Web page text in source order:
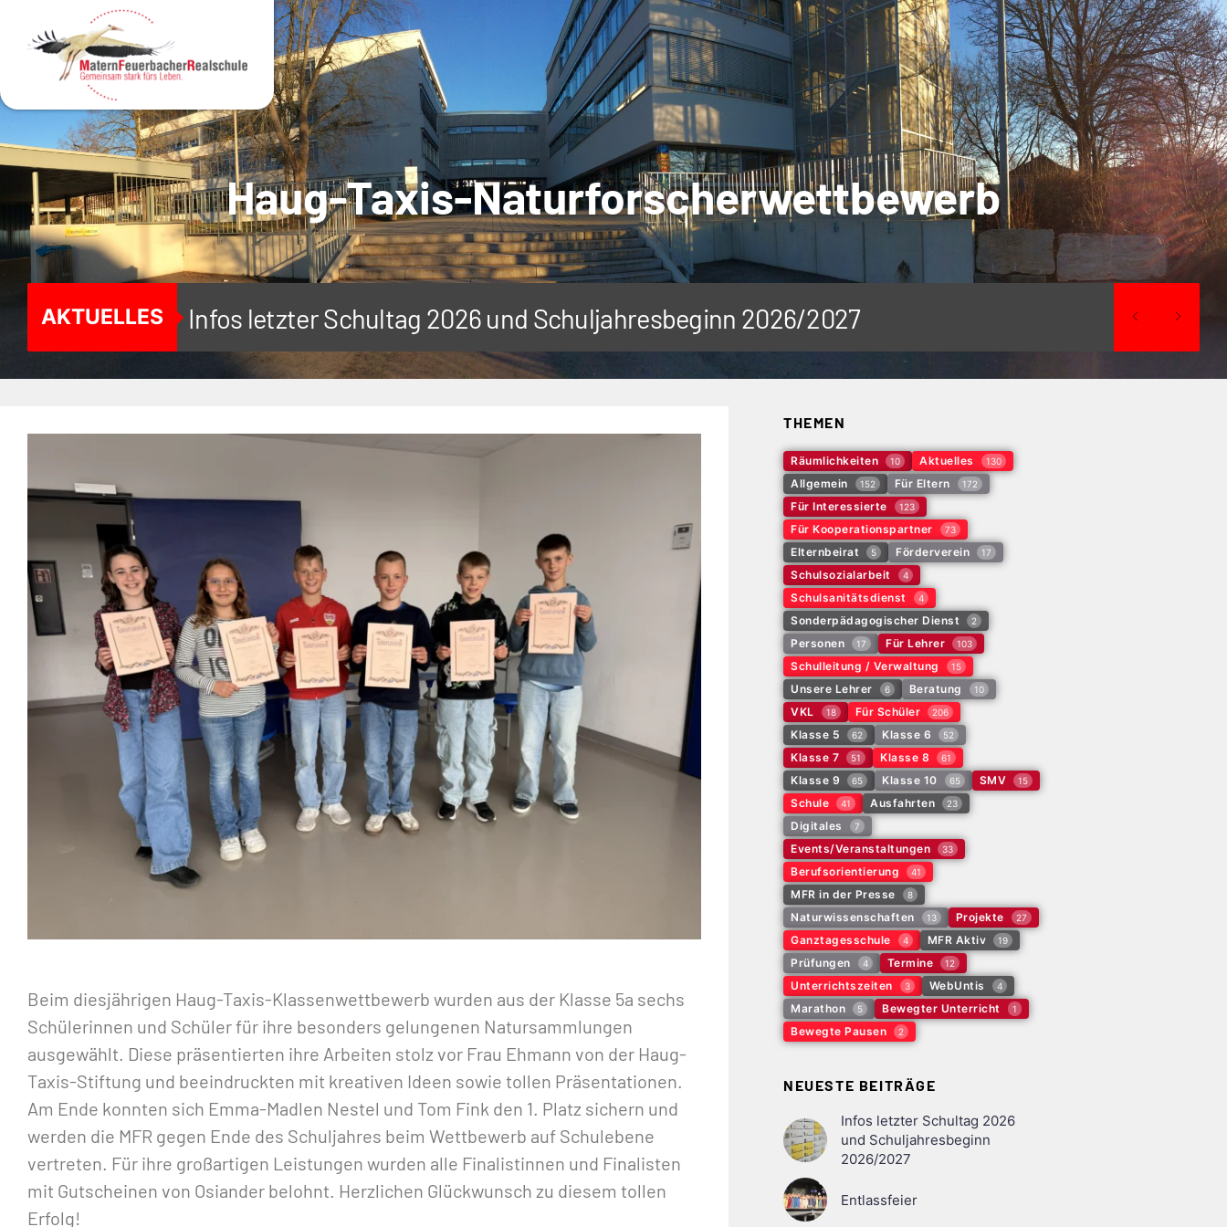
MENÜ
Haug-Taxis-Naturforscherwettbewerb
AKTUELLES Infos letzter Schultag 2026 und Schuljahresbeginn 2026/2027
Beim diesjährigen Haug-Taxis-Klassenwettbewerb wurden aus der Klasse 5a sechs
Schülerinnen und Schüler für ihre besonders gelungenen Natursammlungen
ausgewählt. Diese präsentierten ihre Arbeiten stolz vor Frau Ehmann von der Haug-
Taxis-Stiftung und beeindruckten mit kreativen Ideen sowie tollen Präsentationen.
Am Ende konnten sich Emma-Madlen Nestel und Tom Fink den 1. Platz sichern und
werden die MFR gegen Ende des Schuljahres beim Wettbewerb auf Schulebene
vertreten. Für ihre großartigen Leistungen wurden alle Finalistinnen und Finalisten
mit Gutscheinen von Osiander belohnt. Herzlichen Glückwunsch zu diesem tollen
Erfolg!
THEMEN
Räumlichkeiten 10 Aktuelles 130
Allgemein 152 Für Eltern 172
Für Interessierte 123
Für Kooperationspartner 73
Elternbeirat 5 Förderverein 17
Schulsozialarbeit 4
Schulsanitätsdienst 4
Sonderpädagogischer Dienst 2
Personen 17 Für Lehrer 103
Schulleitung / Verwaltung 15
Unsere Lehrer 6 Beratung 10
VKL 18 Für Schüler 206
Klasse 5 62 Klasse 6 52
Klasse 7 51 Klasse 8 61
Klasse 9 65 Klasse 10 65 SMV 15
Schule 41 Ausfahrten 23
Digitales 7
Events/Veranstaltungen 33
Berufsorientierung 41
MFR in der Presse 8
Naturwissenschaften 13 Projekte 27
Ganztagesschule 4 MFR Aktiv 19
Prüfungen 4 Termine 12
Unterrichtszeiten 3 WebUntis 4
Marathon 5 Bewegter Unterricht 1
Bewegte Pausen 2
NEUESTE BEITRÄGE
Infos letzter Schultag 2026
und Schuljahresbeginn
2026/2027
Entlassfeier